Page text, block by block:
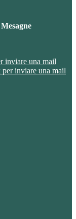
inviare una mail
inviare una mail